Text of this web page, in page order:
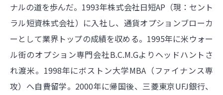
ナルの道を歩んだ。1993年株式会社日短AP（現：セント
ラル短資株式会社）に入社し、通貨オプションブローカ
ーとして業界トップの成績を収める。1995年に米ウォー
ル街のオプション専門会社B.C.M.Gよりヘッドハントさ
れ渡米。1998年にボストン大学MBA（ファイナンス専
攻）へ自費留学。2000年に帰国後、三菱東京UFJ銀行、